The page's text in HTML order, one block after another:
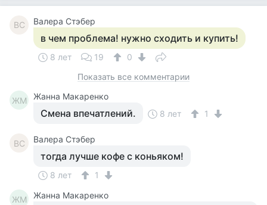
ВС Валера Стэбер
в чем проблема! нужно сходить и купить!
8 лет 19
0
Показать все комментарии
ЖМ Жанна Макаренко
Смена впечатлений. 8 лет 1
ВС Валера Стэбер
тогда лучше кофе с коньяком!
8 лет 1
ЖМ Жанна Макаренко